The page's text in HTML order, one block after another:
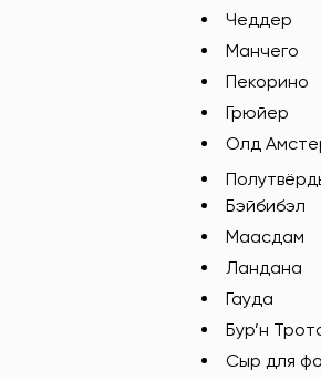
Чеддер
Манчего
Пекорино
Грюйер
Олд
Бэйбибэл
Маасдам
Ландана
Гауда
Бур’н
Сыр для